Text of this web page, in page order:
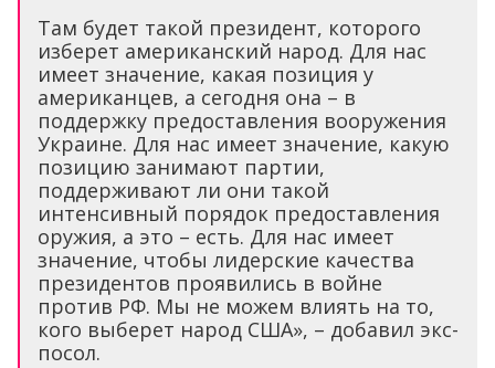
Там будет такой президент, которого
изберет американский народ. Для нас
имеет значение, какая позиция у
американцев, а сегодня она – в
поддержку предоставления вооружения
Украине. Для нас имеет значение, какую
позицию занимают партии,
поддерживают ли они такой
интенсивный порядок предоставления
оружия, а это – есть. Для нас имеет
значение, чтобы лидерские качества
президентов проявились в войне
против РФ. Мы не можем влиять на то,
кого выберет народ США», – добавил экс-
посол.